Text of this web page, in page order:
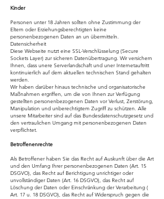
Kinder
Personen unter 18 Jahren sollten ohne Zustimmung der
Eltern oder Erziehungsberechtigten keine
personenbezogenen Daten an un übermitteln.
Datensicherheit
Diese Webseite nutzt eine SSL-Verschlüsselung (Secure
Sockets Layer) zur sicheren Datenübertragung. Wir versichern
Ihnen, dass unere Serverlandschaft und uner Internetauftritt
kontinuierlich auf dem aktuellen technischen Stand gehalten
werden.
Wir haben darüber hinaus technische und organisatorische
Maßnahmen ergriffen, um die von Ihnen zur Verfügung
gestellten personenbezogenen Daten vor Verlust, Zerstörung,
Manipulation und unberechtigtem Zugriff zu schützen. Alle
unsere Mitarbeiter sind auf das Bundesdatenschutzgesetz und
den vertraulichen Umgang mit personenbezogenen Daten
verpflichtet.
Betroffenenrechte
Als Betroffener haben Sie das Recht auf Auskunft über die Art
und den Umfang Ihrer personenbezogenen Daten (Art. 15
DSGVO), das Recht auf Berichtigung unrichtiger oder
unvollständiger Daten (Art. 16 DSGVO), das Recht auf
Löschung der Daten oder Einschränkung der Verarbeitung (
Art. 17 u. 18 DSGVO), das Recht auf Widerspruch gegen die